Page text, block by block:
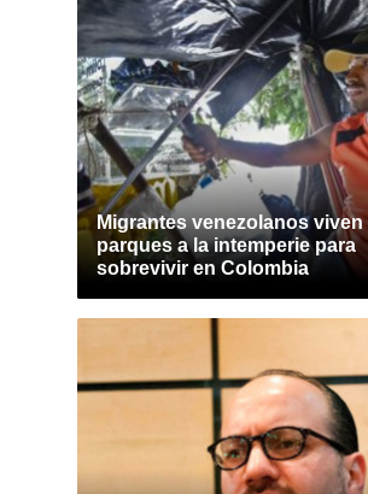
Migrantes venezolanos viven
parques a la intemperie para
sobrevivir en Colombia